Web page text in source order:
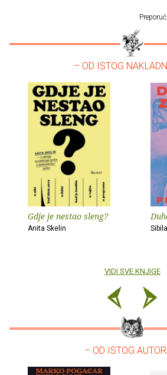
– OD ISTOG
Gdje je nestao sleng?
Anita Skelin
VIDI SVE KNJIGE
– OD ISTOG